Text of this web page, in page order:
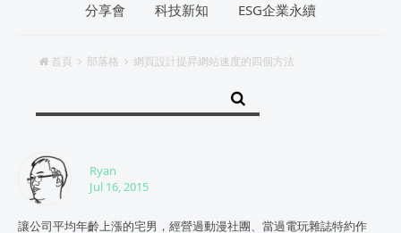
分享會
科技新知 ESG企業永續
首頁 部落格 網頁設計提昇網站速度的四個方法
Ryan
Jul 16, 2015
讓公司平均年齡上漲的宅男，經營過動漫社團、當過電玩雜誌特約作